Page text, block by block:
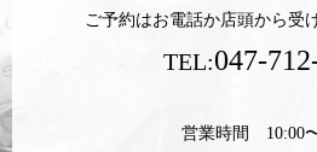
ご予約はお電話か店頭から受
TEL:047-
営業時間 10:00